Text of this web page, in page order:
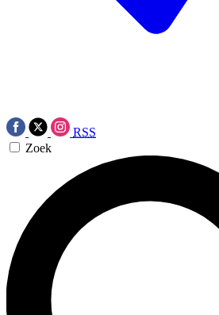
RSS
Zoek